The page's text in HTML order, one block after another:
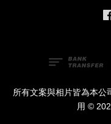
所有文案與相片皆為本公
用 ©